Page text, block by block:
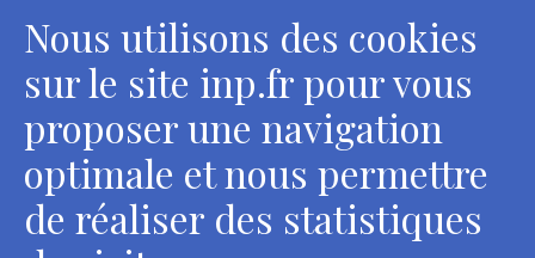
2 rue Vivienne - 75002 Paris
Tél. : + 33 1 44 41 16 41
Contacts
Département des restaurateurs
Nous utilisons des cookies
sur le site inp.fr pour vous
proposer une navigation
optimale et nous permettre
de réaliser des statistiques